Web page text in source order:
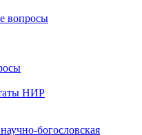
вопросы
НИР
богословская